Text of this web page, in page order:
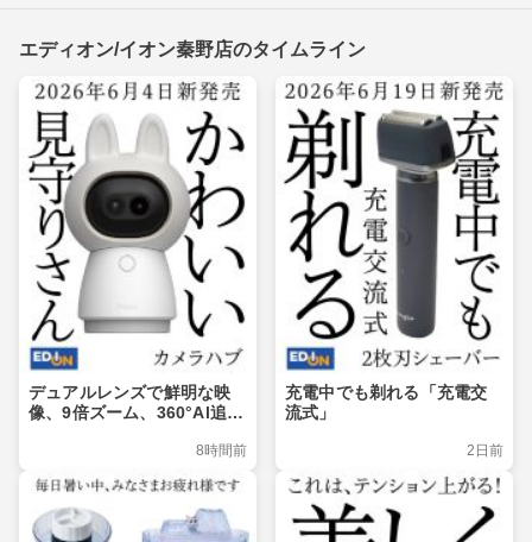
エディオン/イオン秦野店のタイムライン
デュアルレンズで鮮明な映
像、9倍ズーム、360°Al追
8時間前
充電中でも剃れる「充電交
流式」
2日前